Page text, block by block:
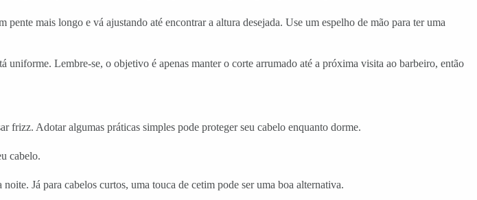
mais longo e vá ajustando até encontrar a altura desejada. Use um espelho de mão para ter uma
Lembre-se, o objetivo é apenas manter o corte arrumado até a próxima visita ao barbeiro, então
frizz. Adotar algumas práticas simples pode proteger seu cabelo enquanto dorme.
cabelo.
Já para cabelos curtos, uma touca de cetim pode ser uma boa alternativa.